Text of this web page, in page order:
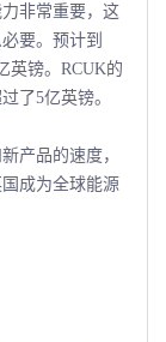
非常重要，这
要。预计到
英镑。RCUK的
了5亿英镑。
产品的速度，
成为全球能源